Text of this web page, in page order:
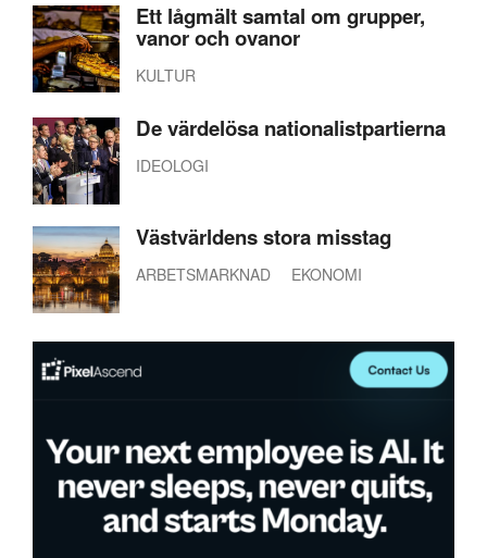
Ett lågmält samtal om grupper,
vanor och ovanor
KULTUR
De värdelösa nationalistpartierna
IDEOLOGI
Västvärldens stora misstag
ARBETSMARKNAD EKONOMI